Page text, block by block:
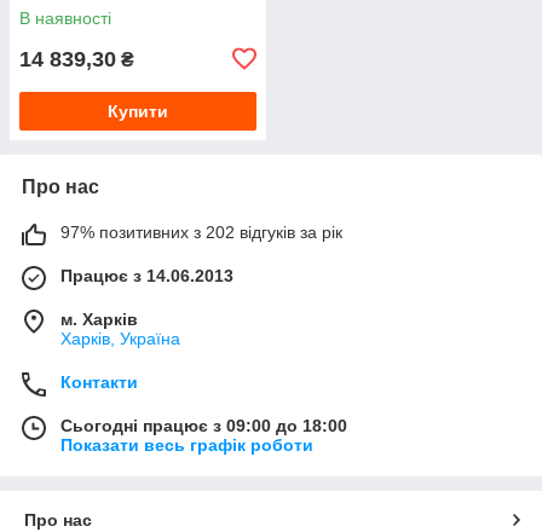
В наявності
14 839,30 ₴
Купити
Про нас
97% позитивних з 202 відгуків за рік
Працює з 14.06.2013
м. Харків
Харків, Україна
Контакти
Сьогодні працює з 09:00 до 18:00
Показати весь графік роботи
Про нас